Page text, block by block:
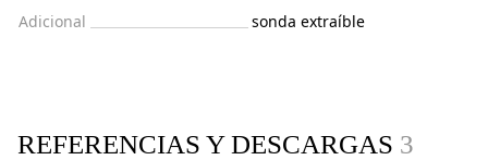
Adicional sonda extraíble
REFERENCIAS Y DESCARGAS 3